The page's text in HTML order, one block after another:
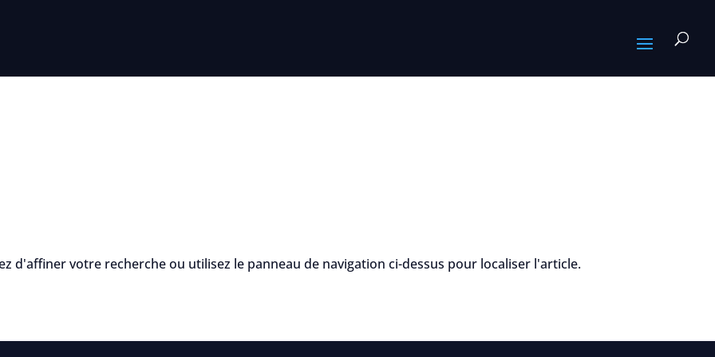
d'affiner votre recherche ou utilisez le panneau de navigation ci-dessus pour localiser l'article.